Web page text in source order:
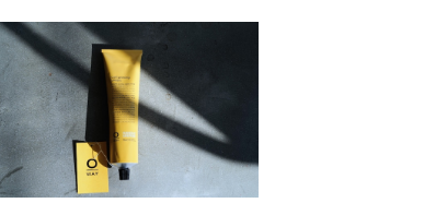
Organic Way curl priming
cream［カール・プライミング・
クリーム］
¥4,150